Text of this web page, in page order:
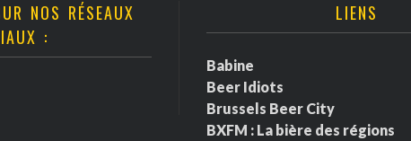
NOS RÉSEAUX
:
LIENS
Babine
Beer Idiots
Brussels Beer City
BXFM : La bière des régions